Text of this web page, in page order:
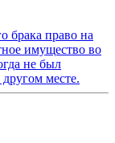
брака право на
имущество во
не был
месте.